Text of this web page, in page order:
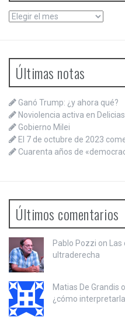
Archivos
Últimas notas
Ganó Trump: ¿y ahora qué?
Noviolencia activa en
Gobierno Milei
El 7 de octubre de 2023
Cuarenta años de
Últimos comentarios
Pablo Pozzi on
ultraderecha
Matias De Grandis
¿cómo